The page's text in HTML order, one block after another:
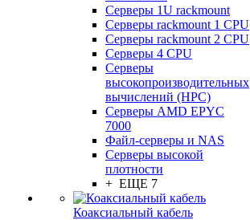
Серверы 1U rackmount
Серверы rackmount 1 CPU
Серверы rackmount 2 CPU
Серверы 4 CPU
Серверы
высокопроизводительных
вычислений (HPC)
Серверы AMD EPYC
7000
Файл-серверы и NAS
Серверы высокой
плотности
+ ЕЩЕ 7
Коаксиальный кабель